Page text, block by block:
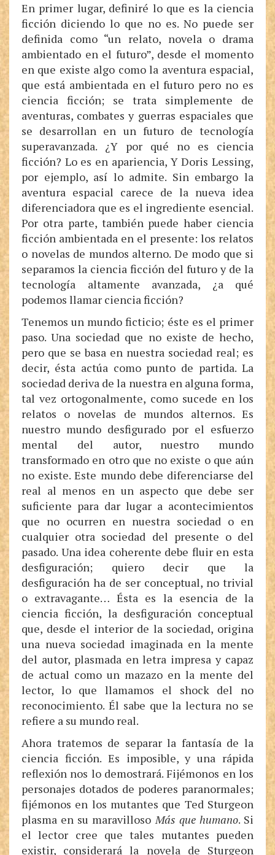
En primer lugar, definiré lo que es la ciencia
ficción diciendo lo que no es. No puede ser
definida como “un relato, novela o drama
ambientado en el futuro”, desde el momento
en que existe algo como la aventura espacial,
que está ambientada en el futuro pero no es
ciencia ficción; se trata simplemente de
aventuras, combates y guerras espaciales que
se desarrollan en un futuro de tecnología
superavanzada. ¿Y por qué no es ciencia
ficción? Lo es en apariencia, Y Doris Lessing,
por ejemplo, así lo admite. Sin embargo la
aventura espacial carece de la nueva idea
diferenciadora que es el ingrediente esencial.
Por otra parte, también puede haber ciencia
ficción ambientada en el presente: los relatos
o novelas de mundos alterno. De modo que si
separamos la ciencia ficción del futuro y de la
tecnología altamente avanzada, ¿a qué
podemos llamar ciencia ficción?
Tenemos un mundo ficticio; éste es el primer
paso. Una sociedad que no existe de hecho,
pero que se basa en nuestra sociedad real; es
decir, ésta actúa como punto de partida. La
sociedad deriva de la nuestra en alguna forma,
tal vez ortogonalmente, como sucede en los
relatos o novelas de mundos alternos. Es
nuestro mundo desfigurado por el esfuerzo
mental del autor, nuestro mundo
transformado en otro que no existe o que aún
no existe. Este mundo debe diferenciarse del
real al menos en un aspecto que debe ser
suficiente para dar lugar a acontecimientos
que no ocurren en nuestra sociedad o en
cualquier otra sociedad del presente o del
pasado. Una idea coherente debe fluir en esta
desfiguración; quiero decir que la
desfiguración ha de ser conceptual, no trivial
o extravagante… Ésta es la esencia de la
ciencia ficción, la desfiguración conceptual
que, desde el interior de la sociedad, origina
una nueva sociedad imaginada en la mente
del autor, plasmada en letra impresa y capaz
de actual como un mazazo en la mente del
lector, lo que llamamos el shock del no
reconocimiento. Él sabe que la lectura no se
refiere a su mundo real.
Ahora tratemos de separar la fantasía de la
ciencia ficción. Es imposible, y una rápida
reflexión nos lo demostrará. Fijémonos en los
personajes dotados de poderes paranormales;
fijémonos en los mutantes que Ted Sturgeon
plasma en su maravillosoMás que humano. Si
el lector cree que tales mutantes pueden
existir, considerará la novela de Sturgeon